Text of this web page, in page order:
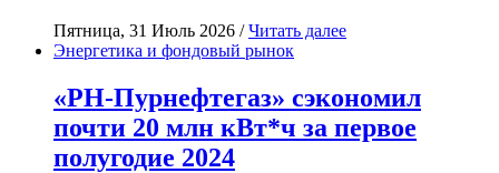
Пятница, 31 Июль 2026 /Читать далее
Энергетика и фондовый рынок
«РН-Пурнефтегаз» сэкономил
почти 20 млн кВт*ч за первое
полугодие 2024